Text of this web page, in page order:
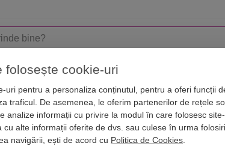
Zodii Astrologie Numerologie
feng shui pe zodii Lotus mullticolor cristal cu suport
de lumini
folosește cookie-uri
uri pentru a personaliza conținutul, pentru a oferi funcții
traficul. De asemenea, le oferim partenerilor de rețele
analize informații cu privire la modul în care folosesc
cu alte informații oferite de dvs. sau culese în urma
navigării, ești de acord cu Politica de Cookies.